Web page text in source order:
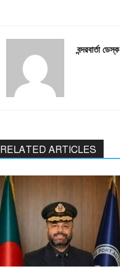
বন্দরবার্তা ডেস্ক
RELATED ARTICLES